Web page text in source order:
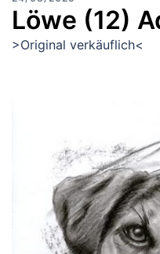
Löwe (12)
>Original verkäuflich<